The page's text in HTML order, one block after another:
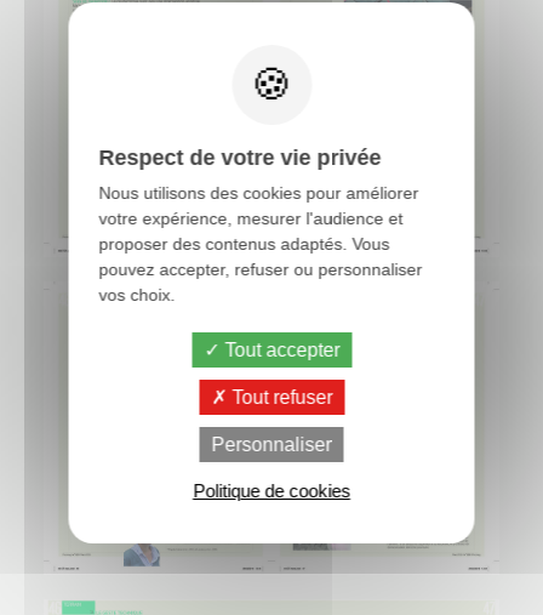
Respect de votre vie privée
Nous utilisons des cookies pour améliorer
votre expérience, mesurer l'audience et
proposer des contenus adaptés. Vous
pouvez accepter, refuser ou personnaliser
vos choix.
Tout accepter
Tout refuser
Personnaliser
Politique de cookies